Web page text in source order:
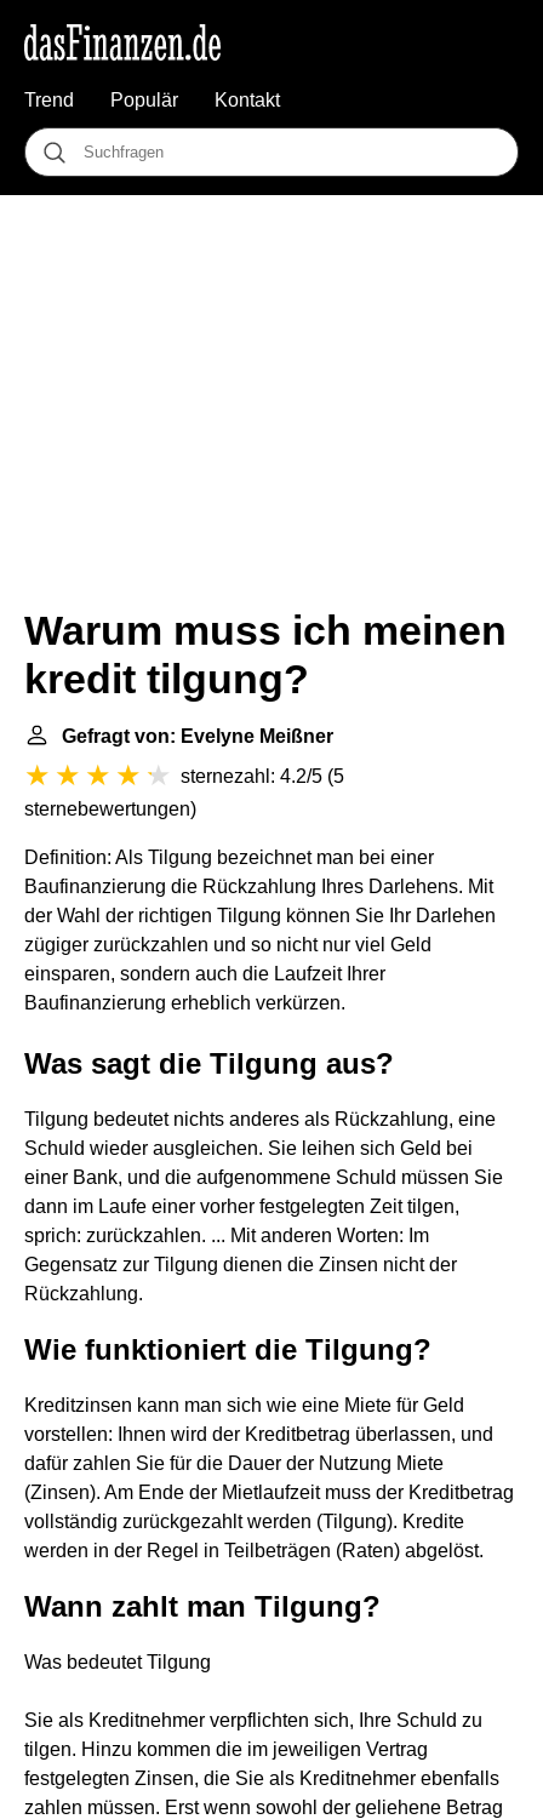
Trend Populär Kontakt
Warum muss ich meinen
kredit tilgung?
Gefragt von: Evelyne Meißner
sternezahl: 4.2/5 (5
sternebewertungen)
Definition: Als Tilgung bezeichnet man bei einer
Baufinanzierung die Rückzahlung Ihres Darlehens. Mit
der Wahl der richtigen Tilgung können Sie Ihr Darlehen
zügiger zurückzahlen und so nicht nur viel Geld
einsparen, sondern auch die Laufzeit Ihrer
Baufinanzierung erheblich verkürzen.
Was sagt die Tilgung aus?
Tilgung bedeutet nichts anderes als Rückzahlung, eine
Schuld wieder ausgleichen. Sie leihen sich Geld bei
einer Bank, und die aufgenommene Schuld müssen Sie
dann im Laufe einer vorher festgelegten Zeit tilgen,
sprich: zurückzahlen. ... Mit anderen Worten: Im
Gegensatz zur Tilgung dienen die Zinsen nicht der
Rückzahlung.
Wie funktioniert die Tilgung?
Kreditzinsen kann man sich wie eine Miete für Geld
vorstellen: Ihnen wird der Kreditbetrag überlassen, und
dafür zahlen Sie für die Dauer der Nutzung Miete
(Zinsen). Am Ende der Mietlaufzeit muss der Kreditbetrag
vollständig zurückgezahlt werden (Tilgung). Kredite
werden in der Regel in Teilbeträgen (Raten) abgelöst.
Wann zahlt man Tilgung?
Was bedeutet Tilgung
Sie als Kreditnehmer verpflichten sich, Ihre Schuld zu
tilgen. Hinzu kommen die im jeweiligen Vertrag
festgelegten Zinsen, die Sie als Kreditnehmer ebenfalls
zahlen müssen. Erst wenn sowohl der geliehene Betrag